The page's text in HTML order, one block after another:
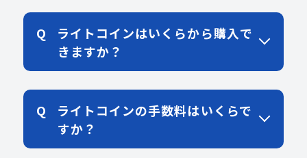
ライトコインはいくらから購入で
きますか？
ライトコインの手数料はいくらで
すか？